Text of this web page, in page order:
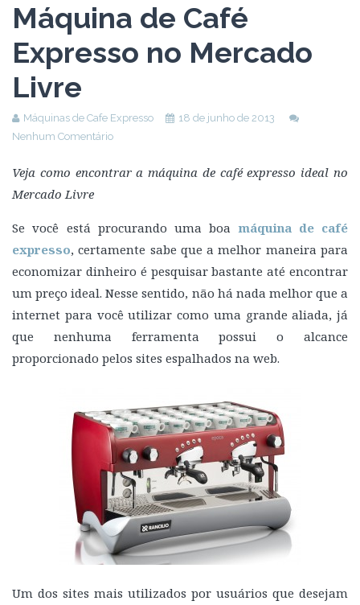
Máquina de Café
Expresso no Mercado
Livre
Máquinas de Cafe Expresso
18 de junho de 2013
Nenhum Comentário
Veja como encontrar a máquina de café expresso ideal no
Mercado Livre
Se você está procurando uma boamáquina de café
expresso, certamente sabe que a melhor maneira para
economizar dinheiro é pesquisar bastante até encontrar
um preço ideal. Nesse sentido, não há nada melhor que a
internet para você utilizar como uma grande aliada, já
que nenhuma ferramenta possui o alcance
proporcionado pelos sites espalhados na web.
Um dos sites mais utilizados por usuários que desejam